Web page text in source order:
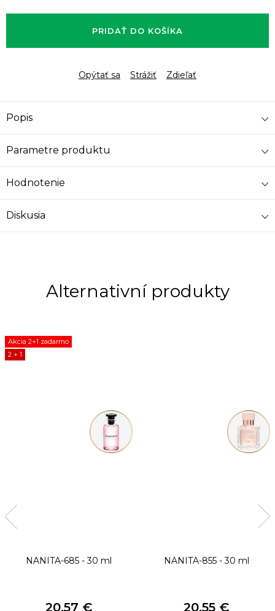
cena:
PRIDAŤ DO KOŠÍKA
Opýtať sa Strážiť Zdieľať
Popis
Parametre produktu
Hodnotenie
Diskusia
Akcia 2+1 zadarmo
2 + 1
NANITA-685 - 30 ml
20,57 €
NANITA-855 - 30 ml
20,55 €